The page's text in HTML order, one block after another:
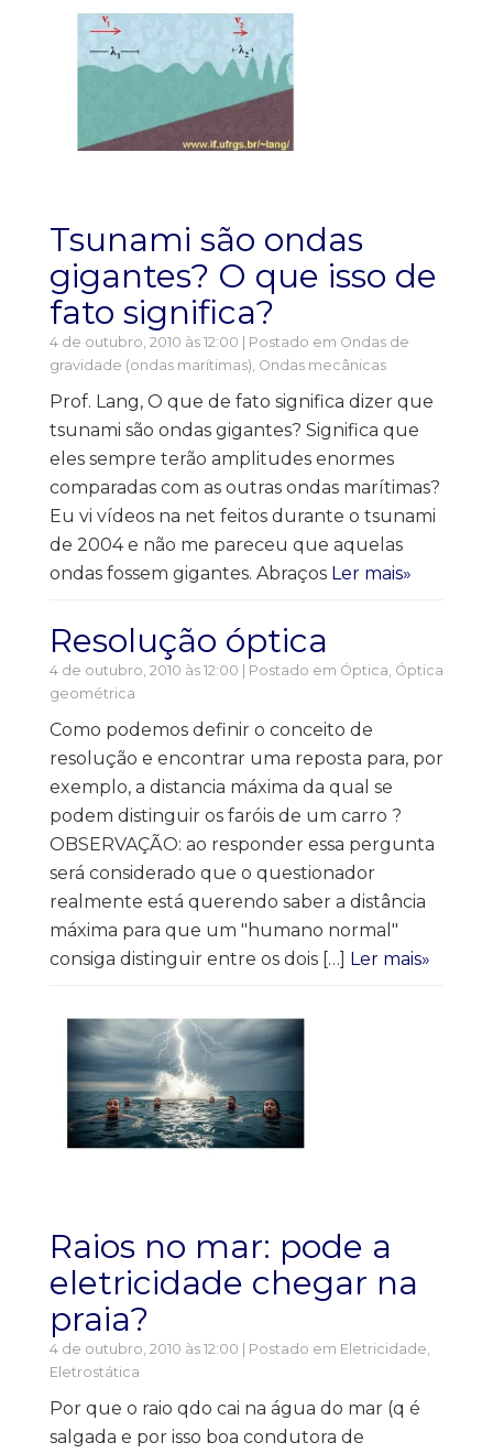
Tsunami são ondas
gigantes? O que isso de
fato significa?
4 de outubro, 2010 às 12:00 | Postado em Ondas de
gravidade (ondas marítimas) Ondas mecânicas
Prof. Lang, O que de fato significa dizer que
tsunami são ondas gigantes? Significa que
eles sempre terão amplitudes enormes
comparadas com as outras ondas marítimas?
Eu vi vídeos na net feitos durante o tsunami
de 2004 e não me pareceu que aquelas
ondas fossem gigantes. Abraços Ler mais»
Resolução óptica
4 de outubro, 2010 às 12:00 | Postado em Óptica Óptica
geométrica
Como podemos definir o conceito de
resolução e encontrar uma reposta para, por
exemplo, a distancia máxima da qual se
podem distinguir os faróis de um carro ?
OBSERVAÇÃO: ao responder essa pergunta
será considerado que o questionador
realmente está querendo saber a distância
máxima para que um "humano normal"
consiga distinguir entre os dois […] Ler mais»
Raios no mar: pode a
eletricidade chegar na
praia?
4 de outubro, 2010 às 12:00 | Postado em Eletricidade
Eletrostática
Por que o raio qdo cai na água do mar (q é
salgada e por isso boa condutora de